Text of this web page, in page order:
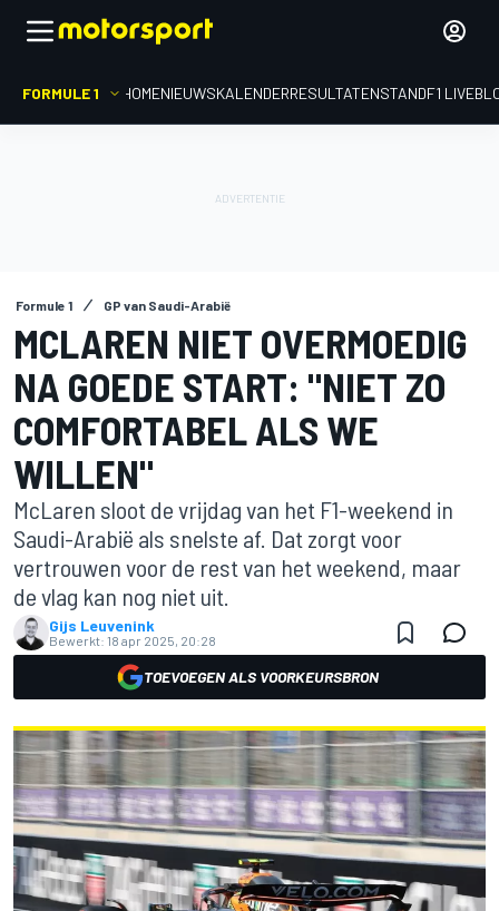
FORMULE 1 HOMENIEUWSKALENDERRESULTATENSTANDF1
Formule 1 GP van Saudi-Arabië
MCLAREN NIET OVERMOEDIG
NA GOEDE START: "NIET ZO
COMFORTABEL ALS WE
WILLEN"
McLaren sloot de vrijdag van het F1-weekend in
Saudi-Arabië als snelste af. Dat zorgt voor
vertrouwen voor de rest van het weekend, maar
de vlag kan nog niet uit.
Gijs Leuvenink
Bewerkt: 18 apr 2025, 20:28
TOEVOEGEN ALS VOORKEURSBRON